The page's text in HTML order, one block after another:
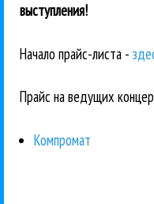
выступления!
Начало прайс-листа -
Прайс на ведущих
Компромат